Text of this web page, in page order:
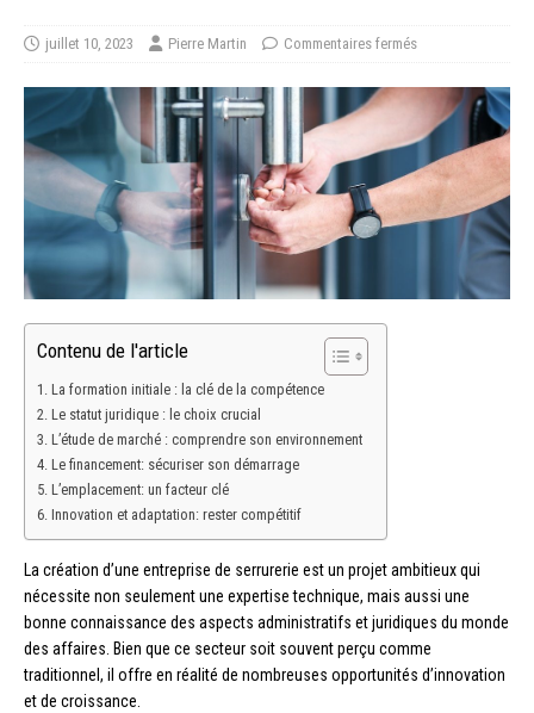
juillet 10, 2023 Pierre Martin Commentaires fermés
Contenu de l'article
La formation initiale : la clé de la compétence
Le statut juridique : le choix crucial
L’étude de marché : comprendre son environnement
Le financement: sécuriser son démarrage
L’emplacement: un facteur clé
Innovation et adaptation: rester compétitif
La création d’une entreprise de serrurerie est un projet ambitieux qui
nécessite non seulement une expertise technique, mais aussi une
bonne connaissance des aspects administratifs et juridiques du monde
des affaires. Bien que ce secteur soit souvent perçu comme
traditionnel, il offre en réalité de nombreuses opportunités d’innovation
et de croissance.